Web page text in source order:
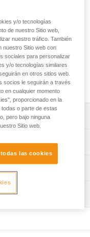
transportar
permite delimitar
de cierre por
de la bolsa.
llevar en la
otra mochila. La
eficaz
separadas para
hasta 120
y/o tecnologías
de nuestro Sitio web,
nuestro tráfico. También
nuestro Sitio web con
sociales para personalizar
y/o tecnologías similares
en otros sitios web.
socios le seguirán a través
en cualquier momento
proporcionado en la
o parte de estas
pero bajo ninguna
Sitio web.
las cookies